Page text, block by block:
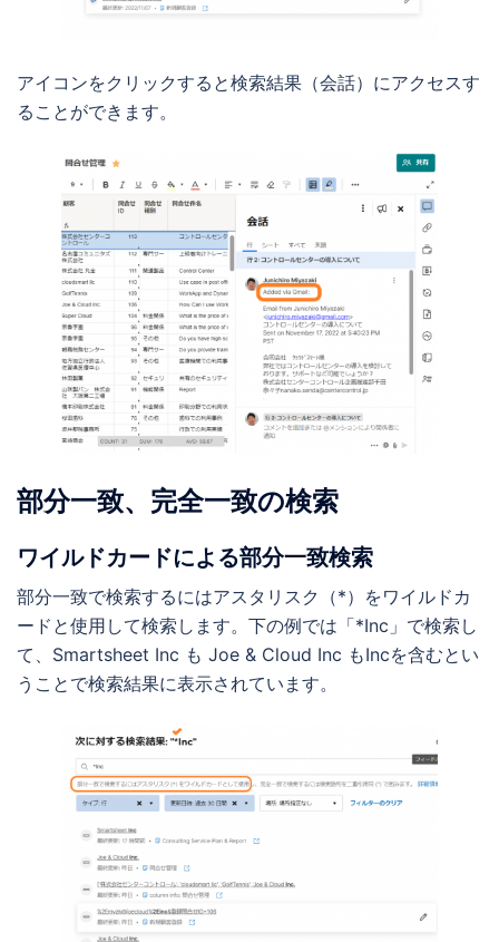
アイコンをクリックすると検索結果（会話）にアクセスす
ることができます。
部分一致、完全一致の検索
ワイルドカードによる部分一致検索
部分一致で検索するにはアスタリスク（*）をワイルドカ
ードと使用して検索します。下の例では「*Inc」で検索し
て、Smartsheet Inc も Joe & Cloud Inc もIncを含むとい
うことで検索結果に表示されています。